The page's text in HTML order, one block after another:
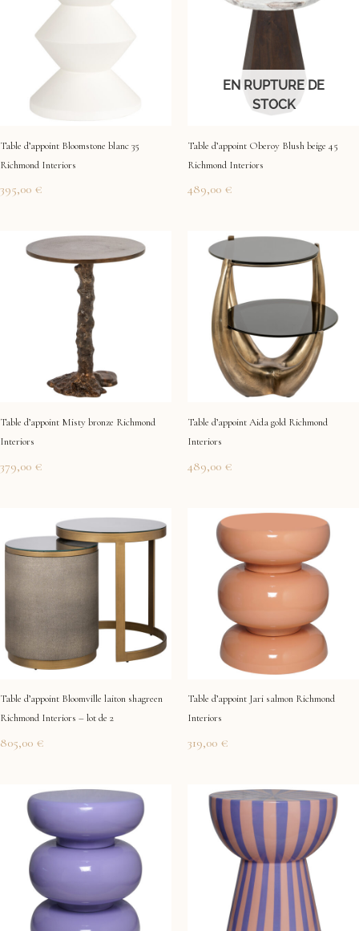
Table d’appoint Bloomstone blanc 35
Richmond Interiors
395,00 €
EN RUPTURE DE
STOCK
Table d’appoint Oberoy Blush beige 45
Richmond Interiors
489,00 €
Table d’appoint Misty bronze Richmond
Interiors
379,00 €
Table d’appoint Aida gold Richmond
Interiors
489,00 €
Table d’appoint Bloomville laiton shagreen
Richmond Interiors – lot de 2
805,00 €
Table d’appoint Jari salmon Richmond
Interiors
319,00 €